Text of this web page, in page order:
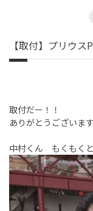
【取付】プリウ
取付だー！！
ありがとうございま
中村くん もくもく